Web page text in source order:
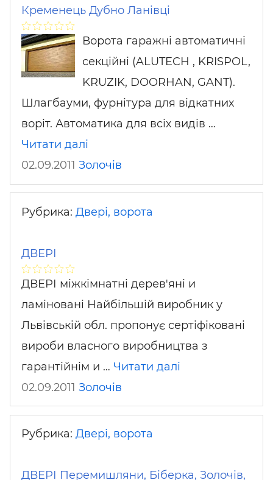
Кременець Дубно Ланівці
Ворота гаражні автоматичні
секційні (ALUTECH , KRISPOL,
KRUZIK, DOORHAN, GANT).
Шлагбауми, фурнітура для відкатних
воріт. Автоматика для всіх видів …
Читати далі
02.09.2011 Золочів
Рубрика: Двері, ворота
ДВЕРІ
ДВЕРІ міжкімнатні дерев'яні и
ламіновані Найбільшій виробник у
Львівській обл. пропонує сертіфіковані
вироби власного виробництва з
гарантійнім и … Читати далі
02.09.2011 Золочів
Рубрика: Двері, ворота
ДВЕРІ Перемишляни, Біберка, Золочів,